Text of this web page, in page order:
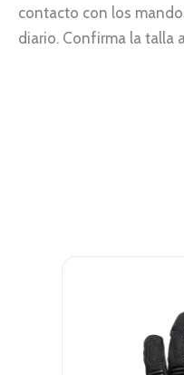
contacto con los
diario. Confirma la talla